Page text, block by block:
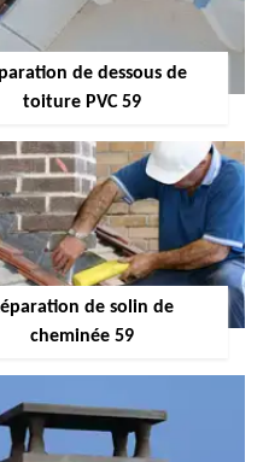
de dessous de
toiture PVC 59
de solin de
cheminée 59